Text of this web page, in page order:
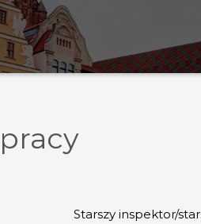
Starszy inspektor/